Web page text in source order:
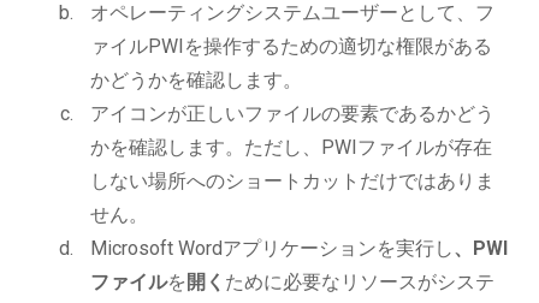
オペレーティングシステムユーザーとして、フ
ァイルPWIを操作するための適切な権限がある
かどうかを確認します。
アイコンが正しいファイルの要素であるかどう
かを確認します。ただし、PWIファイルが存在
しない場所へのショートカットだけではありま
せん。
Microsoft Wordアプリケーションを実行し、PWI
ファイルを 開く ために必要なリソースがシステ